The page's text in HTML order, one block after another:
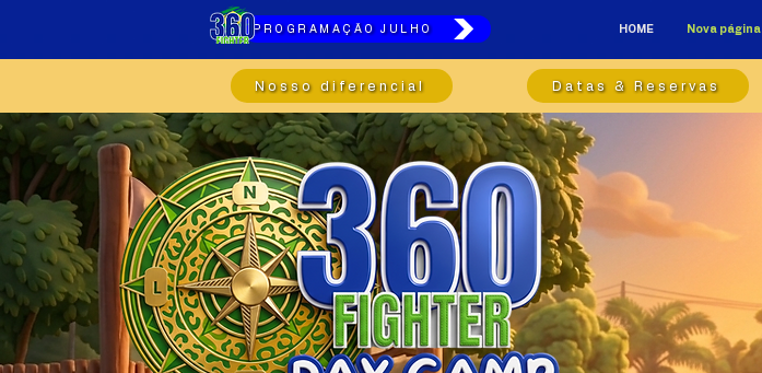
PROGRAMAÇÃO JULHO HOME Nova página
Nosso diferencial Datas & Reservas